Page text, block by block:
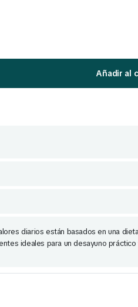
Añadir al
diarios están basados en una
ideales para un desayuno